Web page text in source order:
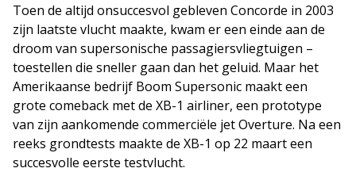
Toen de altijd onsuccesvol gebleven Concorde in 2003
zijn laatste vlucht maakte, kwam er een einde aan de
droom van supersonische passagiersvliegtuigen –
toestellen die sneller gaan dan het geluid. Maar het
Amerikaanse bedrijf Boom Supersonic maakt een
grote comeback met de XB-1 airliner, een prototype
van zijn aankomende commerciële jet Overture. Na een
reeks grondtests maakte de XB-1 op 22 maart een
succesvolle eerste testvlucht.